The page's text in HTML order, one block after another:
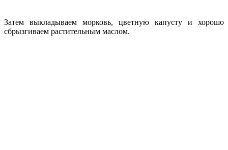
Затем выкладываем морковь, цветную капусту и хорошо
сбрызгиваем растительным маслом.